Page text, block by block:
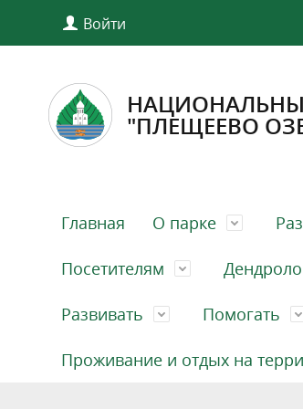
Войти
"ПЛЕЩЕЕВО
Главная О парке
Посетителям
Развивать Помогать
Проживание и отдых на